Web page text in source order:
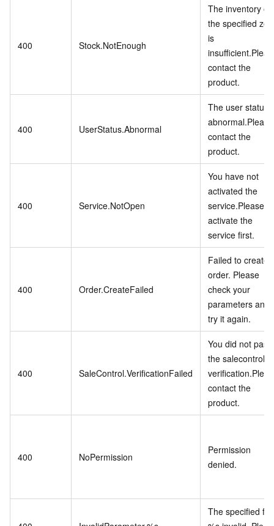
400 Stock.NotEnough
The inventory of
the specified
is
contact the
product.
400 UserStatus.Abnormal
The user status
abnormal.Please
contact the
product.
400 Service.NotOpen
You have not
activated the
service.Please
activate the
service first.
400 Order.CreateFailed
Failed to create
order. Please
check your
parameters and
try it again.
400 SaleControl.VerificationFailed
You did not pass
the salecontrol
contact the
product.
400 NoPermission
Permission
denied.
The specified